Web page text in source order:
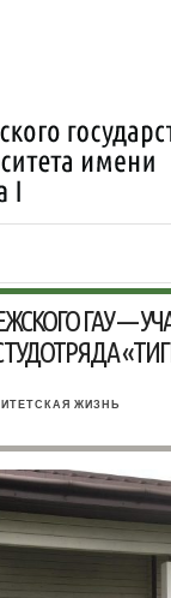
ГАУ —
ЖИЗНЬ